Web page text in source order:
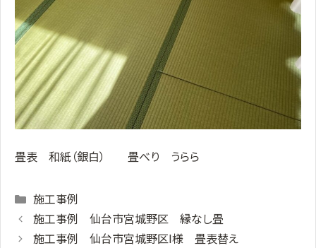
畳表 和紙（銀白） 畳べり うらら
Categories
施工事例
施工事例 仙台市宮城野区 縁なし畳
施工事例 仙台市宮城野区I様 畳表替え